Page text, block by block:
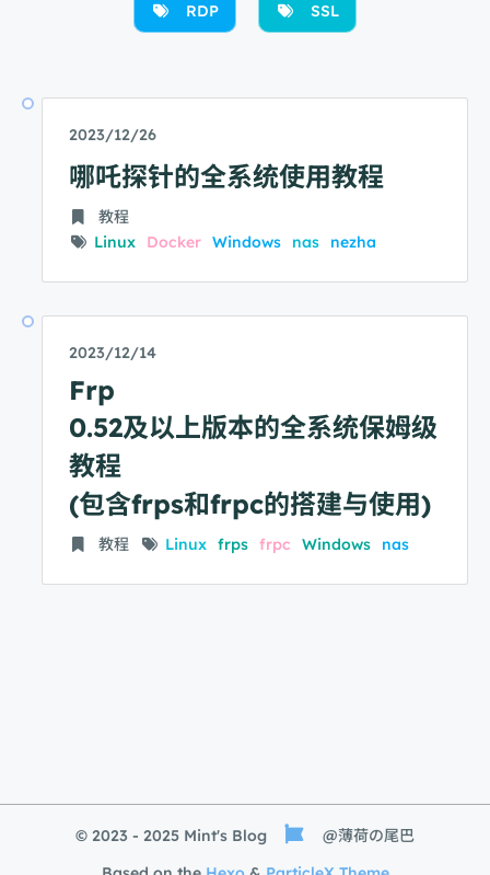
RDP SSL
2023/12/26
哪吒探针的全系统使用教程
教程
Linux
Docker Windows nas nezha
2023/12/14
Frp
0.52及以上版本的全系统保姆级
教程
(包含frps和frpc的搭建与使用)
教程 Linux frps frpc Windows nas
© 2023 - 2025 Mint's Blog
@薄荷の尾巴